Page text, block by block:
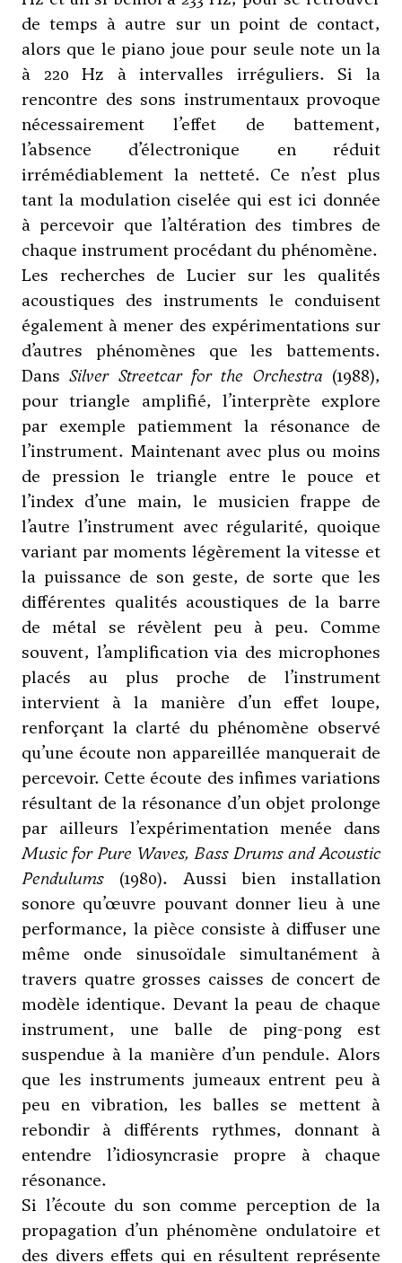
de temps à autre sur un point de contact,
alors que le piano joue pour seule note un la
à 220 Hz à intervalles irréguliers. Si la
rencontre des sons instrumentaux provoque
nécessairement l’effet de battement,
l’absence d’électronique en réduit
irrémédiablement la netteté. Ce n’est plus
tant la modulation ciselée qui est ici donnée
à percevoir que l’altération des timbres de
chaque instrument procédant du phénomène.
Les recherches de Lucier sur les qualités
acoustiques des instruments le conduisent
également à mener des expérimentations sur
d’autres phénomènes que les battements.
DansSilver Streetcar for the Orchestra (1988),
pour triangle amplifié, l’interprète explore
par exemple patiemment la résonance de
l’instrument. Maintenant avec plus ou moins
de pression le triangle entre le pouce et
l’index d’une main, le musicien frappe de
l’autre l’instrument avec régularité, quoique
variant par moments légèrement la vitesse et
la puissance de son geste, de sorte que les
différentes qualités acoustiques de la barre
de métal se révèlent peu à peu. Comme
souvent, l’amplification via des microphones
placés au plus proche de l’instrument
intervient à la manière d’un effet loupe,
renforçant la clarté du phénomène observé
qu’une écoute non appareillée manquerait de
percevoir. Cette écoute des infimes variations
résultant de la résonance d’un objet prolonge
par ailleurs l’expérimentation menée dans
Music for Pure Waves, Bass Drums and Acoustic
Pendulums (1980). Aussi bien installation
sonore qu’œuvre pouvant donner lieu à une
performance, la pièce consiste à diffuser une
même onde sinusoïdale simultanément à
travers quatre grosses caisses de concert de
modèle identique. Devant la peau de chaque
instrument, une balle de ping-pong est
suspendue à la manière d’un pendule. Alors
que les instruments jumeaux entrent peu à
peu en vibration, les balles se mettent à
rebondir à différents rythmes, donnant à
entendre l’idiosyncrasie propre à chaque
résonance.
Si l’écoute du son comme perception de la
propagation d’un phénomène ondulatoire et
des divers effets qui en résultent représente